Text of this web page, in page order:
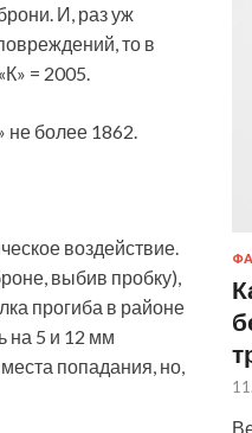
И, раз уж
то в
= 2005.
не более 1862.
воздействие.
выбив пробку),
прогиба в районе
на 5 и 12 мм
попадания, но,